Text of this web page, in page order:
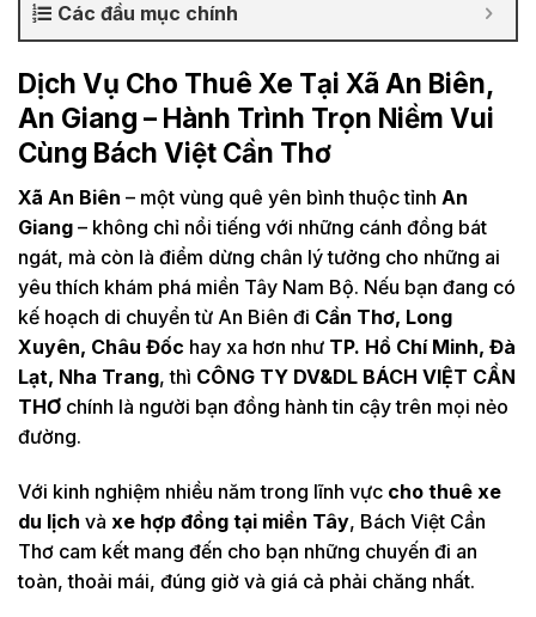
Các đầu mục chính
Dịch Vụ Cho Thuê Xe Tại Xã An Biên,
An Giang – Hành Trình Trọn Niềm Vui
Cùng Bách Việt Cần Thơ
Xã An Biên – một vùng quê yên bình thuộc tỉnh An
Giang – không chỉ nổi tiếng với những cánh đồng bát
ngát, mà còn là điểm dừng chân lý tưởng cho những ai
yêu thích khám phá miền Tây Nam Bộ. Nếu bạn đang có
kế hoạch di chuyển từ An Biên đi Cần Thơ, Long
Xuyên, Châu Đốc hay xa hơn như TP. Hồ Chí Minh, Đà
Lạt, Nha Trang, thì CÔNG TY DV&DL BÁCH VIỆT CẦN
THƠ chính là người bạn đồng hành tin cậy trên mọi nẻo
đường.
Với kinh nghiệm nhiều năm trong lĩnh vực cho thuê xe
du lịch và xe hợp đồng tại miền Tây, Bách Việt Cần
Thơ cam kết mang đến cho bạn những chuyến đi an
toàn, thoải mái, đúng giờ và giá cả phải chăng nhất.